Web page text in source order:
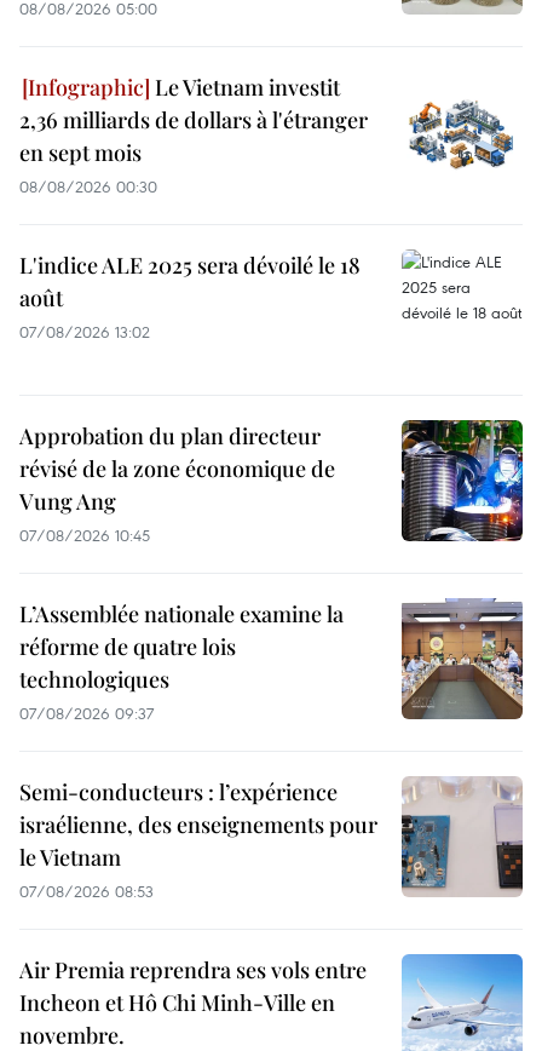
08/08/2026 05:00
Le Vietnam investit
2,36 milliards de dollars à l'étranger
en sept mois
08/08/2026 00:30
L'indice ALE 2025 sera dévoilé le 18
août
07/08/2026 13:02
Approbation du plan directeur
révisé de la zone économique de
Vung Ang
07/08/2026 10:45
L’Assemblée nationale examine la
réforme de quatre lois
technologiques
07/08/2026 09:37
Semi-conducteurs : l’expérience
israélienne, des enseignements pour
le Vietnam
07/08/2026 08:53
Air Premia reprendra ses vols entre
Incheon et Hô Chi Minh-Ville en
novembre.